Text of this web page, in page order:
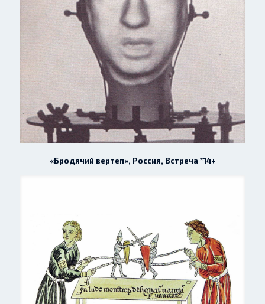
«Бродячий вертеп», Россия, Встреча *14+